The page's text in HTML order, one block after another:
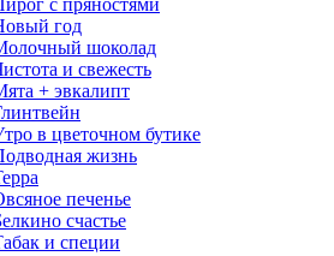
с пряностями
год
шоколад
и свежесть
+ эвкалипт
в цветочном бутике
жизнь
печенье
счастье
и специи